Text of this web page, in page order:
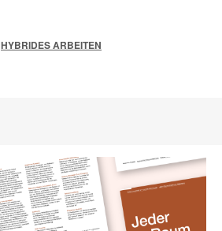
HYBRIDES ARBEITEN